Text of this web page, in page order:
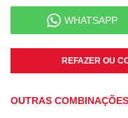
WHATSAPP
REFAZER OU
OUTRAS